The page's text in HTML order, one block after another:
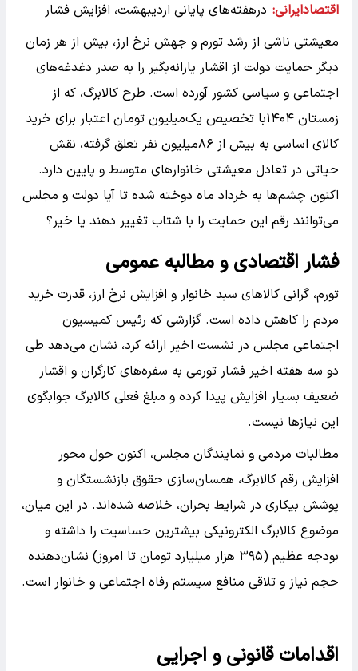
اقتصادایرانی: درهفته‌های پایانی اردیبهشت، افزایش فشار
معیشتی ناشی از رشد تورم و جهش نرخ ارز، بیش از هر زمان
دیگر حمایت دولت از اقشار یارانه‌بگیر را به صدر دغدغه‌های
اجتماعی و سیاسی کشور آورده است. طرح کالابرگ، که از
زمستان ۱۴۰۴با تخصیص یک‌میلیون تومان اعتبار برای خرید
کالای اساسی به بیش از ۸۶میلیون نفر تعلق گرفته، نقش
حیاتی در تعادل معیشتی خانوارهای متوسط و پایین دارد.
اکنون چشم‌ها به خرداد ماه دوخته شده تا آیا دولت و مجلس
می‌توانند رقم این حمایت را با شتاب تغییر دهند یا خیر؟
فشار اقتصادی و مطالبه عمومی
تورم، گرانی کالاهای سبد خانوار و افزایش نرخ ارز، قدرت خرید
مردم را کاهش داده است. گزارشی که رئیس کمیسیون
اجتماعی مجلس در نشست اخیر ارائه کرد، نشان می‌دهد طی
دو سه هفته اخیر فشار تورمی به سفره‌های کارگران و اقشار
ضعیف بسیار افزایش پیدا کرده و مبلغ فعلی کالابرگ جوابگوی
این نیازها نیست.
مطالبات مردمی و نمایندگان مجلس، اکنون حول محور
افزایش رقم کالابرگ، همسان‌سازی حقوق بازنشستگان و
پوشش بیکاری در شرایط بحران، خلاصه شده‌اند. در این میان،
موضوع کالابرگ الکترونیکی بیشترین حساسیت را داشته و
بودجه عظیم (۳۹۵ هزار میلیارد تومان تا امروز) نشان‌دهنده
حجم نیاز و تلاقی منافع سیستم رفاه اجتماعی و خانوار است.
اقدامات قانونی و اجرایی